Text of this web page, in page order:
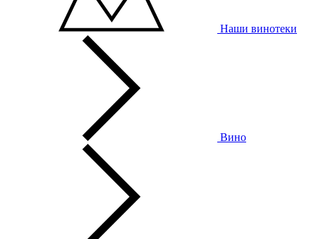
Наши винотеки
Вино